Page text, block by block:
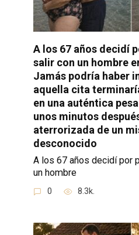
A los 67 años decidí
salir con un hombre
Jamás podría haber
aquella cita
en una auténtica
unos minutos
aterrorizada de un
desconocido
A los 67 años decidí por
un hombre
0 8.3k.